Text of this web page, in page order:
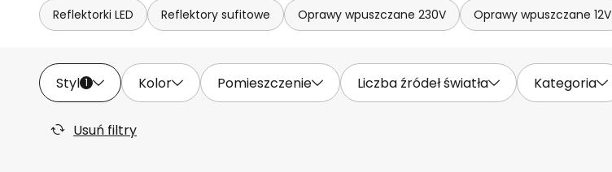
Reflektorki LED Reflektory sufitowe Oprawy wpuszczane 230V Oprawy wpuszczane 12V
Styl 1 Kolor Pomieszczenie Liczba źródeł światła Kategoria
Usuń filtry